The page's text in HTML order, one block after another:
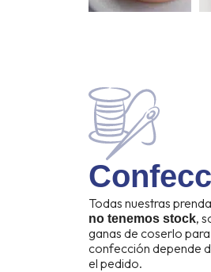
Todas nuestras
no tenemos stock,
ganas de coserlo
confección depende
el pedido.